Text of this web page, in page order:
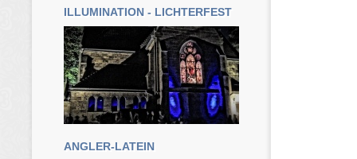
ILLUMINATION - LICHTERFEST
ANGLER-LATEIN